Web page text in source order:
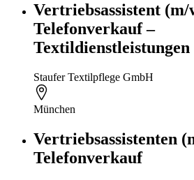
Vertriebsassistent
Telefonverkauf –
Textildienstleistungen
Staufer Textilpflege GmbH
München
Vertriebsassistenten
Telefonverkauf